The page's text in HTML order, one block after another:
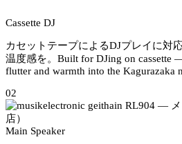
Cassette DJ
カセットテープによるDJプレイに対
温度感を。 Built for DJing on cassette
flutter and warmth into the Kagurazaka
02
Main Speaker